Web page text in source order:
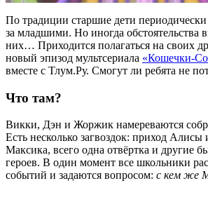
По традиции старшие дети
за младшими. Но иногда обстоятельства
них… Приходится полагаться на своих
новый эпизод мультсериала «Кошечки-
вместе с Тлум.Ру. Смогут ли ребята не
Что там?
Викки, Дэн и Жоржик намереваются
Есть несколько загвоздок: приход Алисы
Максика, всего одна отвёртка и другие
героев. В один момент все школьники
событий и задаются вопросом: с кем же